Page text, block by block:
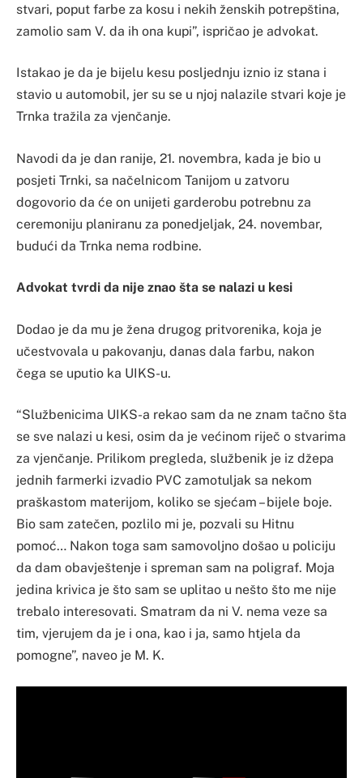
stvari, poput farbe za kosu i nekih ženskih potrepština,
zamolio sam V. da ih ona kupi”, ispričao je advokat.
Istakao je da je bijelu kesu posljednju iznio iz stana i
stavio u automobil, jer su se u njoj nalazile stvari koje je
Trnka tražila za vjenčanje.
Navodi da je dan ranije, 21. novembra, kada je bio u
posjeti Trnki, sa načelnicom Tanijom u zatvoru
dogovorio da će on unijeti garderobu potrebnu za
ceremoniju planiranu za ponedjeljak, 24. novembar,
budući da Trnka nema rodbine.
Advokat tvrdi da nije znao šta se nalazi u kesi
Dodao je da mu je žena drugog pritvorenika, koja je
učestvovala u pakovanju, danas dala farbu, nakon
čega se uputio ka UIKS-u.
“Službenicima UIKS-a rekao sam da ne znam tačno šta
se sve nalazi u kesi, osim da je većinom riječ o stvarima
za vjenčanje. Prilikom pregleda, službenik je iz džepa
jednih farmerki izvadio PVC zamotuljak sa nekom
praškastom materijom, koliko se sjećam – bijele boje.
Bio sam zatečen, pozlilo mi je, pozvali su Hitnu
pomoć… Nakon toga sam samovoljno došao u policiju
da dam obavještenje i spreman sam na poligraf. Moja
jedina krivica je što sam se uplitao u nešto što me nije
trebalo interesovati. Smatram da ni V. nema veze sa
tim, vjerujem da je i ona, kao i ja, samo htjela da
pomogne”, naveo je M. K.